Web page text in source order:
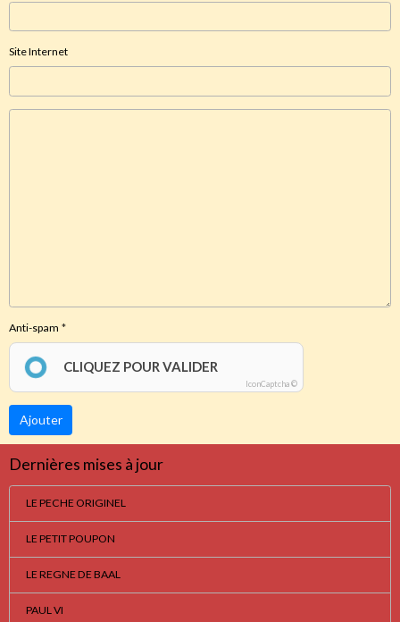
Site Internet
Anti-spam
CLIQUEZ POUR VALIDER
IconCaptcha ©
Ajouter
Dernières mises à jour
LE PECHE ORIGINEL
LE PETIT POUPON
LE REGNE DE BAAL
PAUL VI